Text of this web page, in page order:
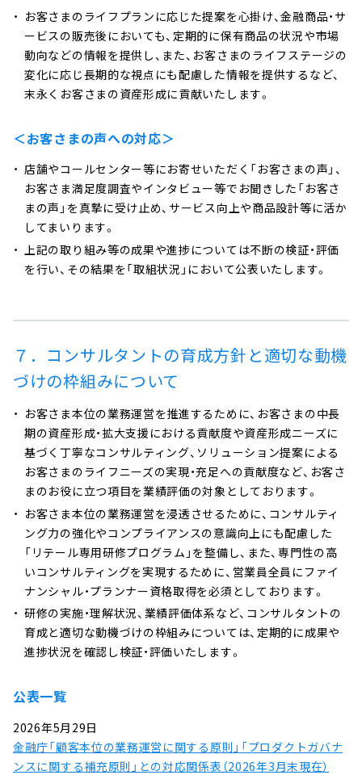
お客さまのライフプランに応じた提案を心掛け、金融商品・サ
ービスの販売後においても、定期的に保有商品の状況や市場
動向などの情報を提供し、また、お客さまのライフステージの
変化に応じ長期的な視点にも配慮した情報を提供するなど、
末永くお客さまの資産形成に貢献いたします。
＜お客さまの声への対応＞
店舗やコールセンター等にお寄せいただく「お客さまの声」、
お客さま満足度調査やインタビュー等でお聞きした「お客さ
まの声」を真摯に受け止め、サービス向上や商品設計等に活か
してまいります。
上記の取り組み等の成果や進捗については不断の検証・評価
を行い、その結果を「取組状況」において公表いたします。
７．コンサルタントの育成方針と適切な動機
づけの枠組みについて
お客さま本位の業務運営を推進するために、お客さまの中長
期の資産形成・拡大支援における貢献度や資産形成ニーズに
基づく丁寧なコンサルティング、ソリューション提案による
お客さまのライフニーズの実現・充足への貢献度など、お客さ
まのお役に立つ項目を業績評価の対象としております。
お客さま本位の業務運営を浸透させるために、コンサルティ
ング力の強化やコンプライアンスの意識向上にも配慮した
「リテール専用研修プログラム」を整備し、また、専門性の高
いコンサルティングを実現するために、営業員全員にファイ
ナンシャル・プランナー資格取得を必須としております。
研修の実施・理解状況、業績評価体系など、コンサルタントの
育成と適切な動機づけの枠組みについては、定期的に成果や
進捗状況を確認し検証・評価いたします。
公表一覧
2026年5月29日
金融庁「顧客本位の業務運営に関する原則」「プロダクトガバナ
ンスに関する補充原則」との対応関係表（2026年3月末現在）